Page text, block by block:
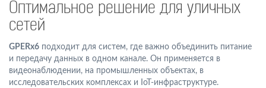
Оптимальное решение для уличных
сетей
GPERx6 подходит для систем, где важно объединить питание
и передачу данных в одном канале. Он применяется в
видеонаблюдении, на промышленных объектах, в
исследовательских комплексах и IoT-инфраструктуре.